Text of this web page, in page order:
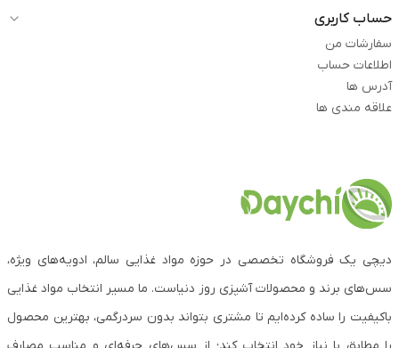
حساب کاربری
سفارشات من
اطلاعات حساب
آدرس ها
علاقه مندی ها
دیچی یک فروشگاه تخصصی در حوزه مواد غذایی سالم، ادویه‌های ویژه،
سس‌های برند و محصولات آشپزی روز دنیاست. ما مسیر انتخاب مواد غذایی
باکیفیت را ساده کرده‌ایم تا مشتری بتواند بدون سردرگمی، بهترین محصول